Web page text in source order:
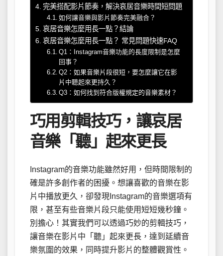
完美搭配影片節奏，解決哀居音樂時間短問題
如何讓音樂與影片節奏完美融合？
哀居音樂怎麼用長一點？結論
哀居音樂怎麼用長一點？ 常見問題快速FAQ
Q1：Instagram音樂功能的長度限制是怎麼
回事？
Q2：如果音樂片段很短，要怎麼讓它在影
片中聽起來更持久？
Q3：如何找到符合版權規定的音樂素材？
巧用剪輯技巧，讓哀居
音樂「聽」起來更長
Instagram的音樂功能雖然好用，但時間限制的
確是許多創作者的困擾。想讓喜歡的音樂在影
片中播放更久，卻發現Instagram的音樂選項有
限，甚至有些音樂片段只能使用短短幾秒鐘。
別擔心！其實我們可以透過巧妙的剪輯技巧，
讓音樂在影片中「聽」起來更長，達到延續音
樂氛圍的效果，同時提升影片的整體觀賞性。